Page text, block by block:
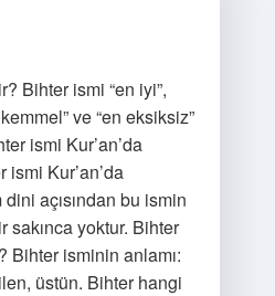
Bihter ismi “en iyi”,
ve “en eksiksiz”
ismi Kur’an’da
Kur’an’da
açısından bu ismin
sakınca yoktur. Bihter
Bihter isminin anlamı:
üstün. Bihter hangi